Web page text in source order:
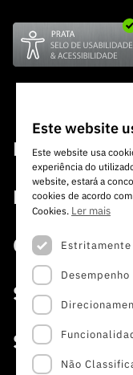
Programas de
Internacional
Prémios
Media
Notas de Imprensa
Subscrever
Subscrever Direct
Agenda
Publicações
Concursos
Concursos Abertos
Concursos Previstos
Concursos Fechados
Calendarização FCT
Serviços
Serviços digitais:
Arquivo,
Sobre
Este website
Este website usa
experiência do
website, estará a
cookies de acordo
Cookies. Ler mais
Estritamente
Desempenho
Não